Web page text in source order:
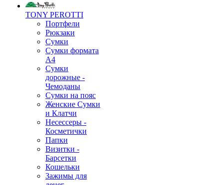
TONY PEROTTI
Портфели
Рюкзаки
Сумки
Сумки формата
А4
Сумки
дорожные -
Чемоданы
Сумки на пояс
Женские Сумки
и Клатчи
Несессеры -
Косметички
Папки
Визитки -
Барсетки
Кошельки
Зажимы для